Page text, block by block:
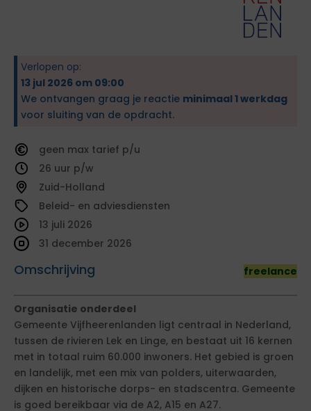
Verlopen op:
13 jul 2026 om 09:00
We ontvangen graag je reactie minimaal 1 werkdag
voor sluiting van de opdracht.
geen
tarief
26
Zuid-Holland
Beleid- en adviesdiensten
Omschrijving freelance
13 juli 2026
31 december 2026
Organisatie onderdeel
Gemeente Vijfheerenlanden ligt centraal in Nederland,
tussen de rivieren Lek en Linge, en bestaat uit 16 kernen
met in totaal ruim 60.000 inwoners. Het gebied is groen
en landelijk, met een mix van polders, uiterwaarden,
dijken en historische dorps- en stadscentra. Gemeente
is goed bereikbaar via de A2, A15 en A27.